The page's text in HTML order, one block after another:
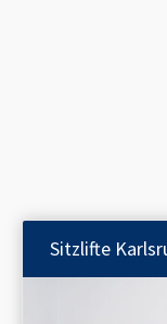
Sitzlifte